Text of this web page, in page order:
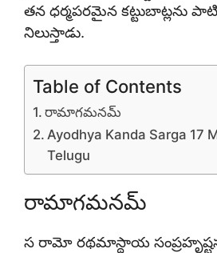
తన ధర్మపరమైన కట్టుబాట్లను
నిలుస్తాడు.
Table of Contents
రామాగమనమ్
Ayodhya Kanda Sarga 17
Telugu
రామాగమనమ్
స రామో రథమాస్థాయ